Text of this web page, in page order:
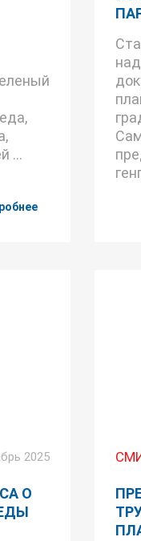
...
2025
О